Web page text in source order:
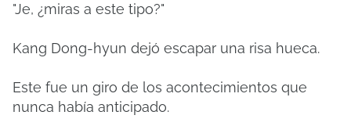
"Je, ¿miras a este tipo?"
Kang Dong-hyun dejó escapar una risa hueca.
Este fue un giro de los acontecimientos que
nunca había anticipado.